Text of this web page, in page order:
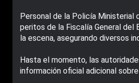
Personal de la Policía Ministerial
peritos de la Fiscalía General del
la escena, asegurando diversos
Hasta el momento, las
información oficial adicional